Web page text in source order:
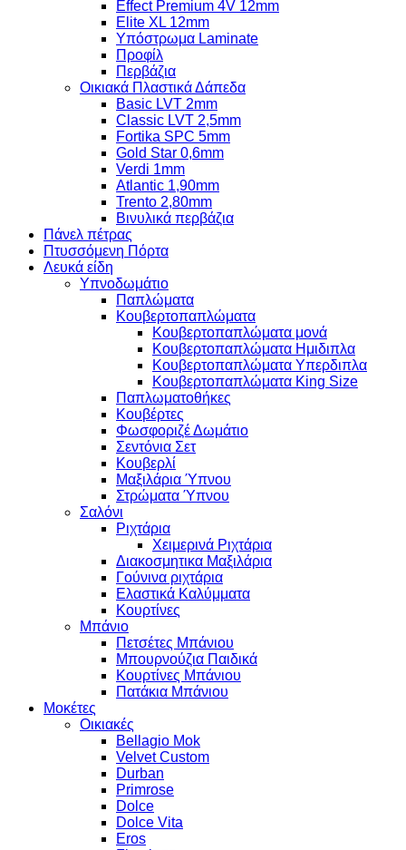
Effect Premium 4V 12mm
Elite XL 12mm
Υπόστρωμα Laminate
Προφίλ
Περβάζια
Οικιακά Πλαστικά Δάπεδα
Basic LVT 2mm
Classic LVT 2,5mm
Fortika SPC 5mm
Gold Star 0,6mm
Verdi 1mm
Atlantic 1,90mm
Trento 2,80mm
Βινυλικά περβάζια
Πάνελ πέτρας
Πτυσσόμενη Πόρτα
Λευκά είδη
Υπνοδωμάτιο
Παπλώματα
Κουβερτοπαπλώματα
Κουβερτοπαπλώματα μονά
Κουβερτοπαπλώματα Ημιδιπλα
Κουβερτοπαπλώματα Υπερδιπλα
Κουβερτοπαπλώματα King Size
Παπλωματοθήκες
Κουβέρτες
Φωσφοριζέ Δωμάτιο
Σεντόνια Σετ
Κουβερλί
Μαξιλάρια Ύπνου
Στρώματα Ύπνου
Σαλόνι
Ριχτάρια
Χειμερινά Ριχτάρια
Διακοσμητικα Μαξιλάρια
Γούνινα ριχτάρια
Ελαστικά Καλύμματα
Κουρτίνες
Μπάνιο
Πετσέτες Μπάνιου
Μπουρνούζια Παιδικά
Κουρτίνες Μπάνιου
Πατάκια Μπάνιου
Μοκέτες
Οικιακές
Bellagio Mok
Velvet Custom
Durban
Primrose
Dolce
Dolce Vita
Eros